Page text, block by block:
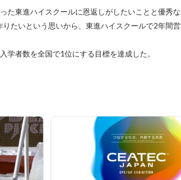
た東進ハイスクールに恩返しがしたいことと優秀
たいという思いから、東進ハイスクールで2年間
学者数を全国で1位にする目標を達成した。